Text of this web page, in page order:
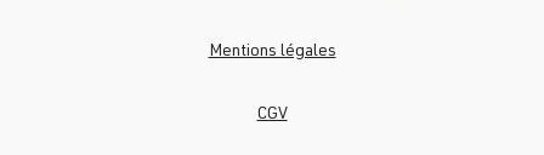
Mentions légales
CGV